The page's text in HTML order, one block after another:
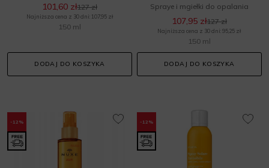
101,60 zł127 zł
Najniższa cena z 30 dni: 107,95 zł
150 ml
DODAJ DO KOSZYKA
Spraye i mgiełki do opalania
107,95 zł127 zł
Najniższa cena z 30 dni: 95,25 zł
150 ml
DODAJ DO KOSZYKA
-12% -12%